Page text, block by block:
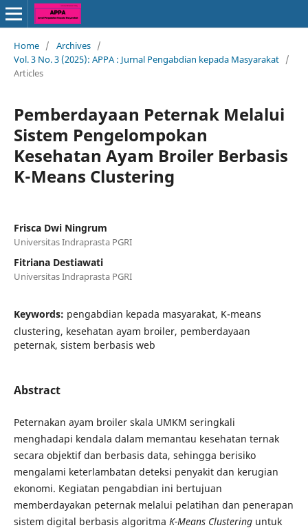
Home / Archives /
Vol. 3 No. 3 (2025): APPA : Jurnal Pengabdian kepada Masyarakat /
Articles
Pemberdayaan Peternak Melalui
Sistem Pengelompokan
Kesehatan Ayam Broiler Berbasis
K-Means Clustering
Frisca Dwi Ningrum
Universitas Indraprasta PGRI
Fitriana Destiawati
Universitas Indraprasta PGRI
Keywords: pengabdian kepada masyarakat, K-means
clustering, kesehatan ayam broiler, pemberdayaan
peternak, sistem berbasis web
Abstract
Peternakan ayam broiler skala UMKM seringkali
menghadapi kendala dalam memantau kesehatan ternak
secara objektif dan berbasis data, sehingga berisiko
mengalami keterlambatan deteksi penyakit dan kerugian
ekonomi. Kegiatan pengabdian ini bertujuan
memberdayakan peternak melalui pelatihan dan penerapan
sistem digital berbasis algoritma K-Means Clusteringuntuk